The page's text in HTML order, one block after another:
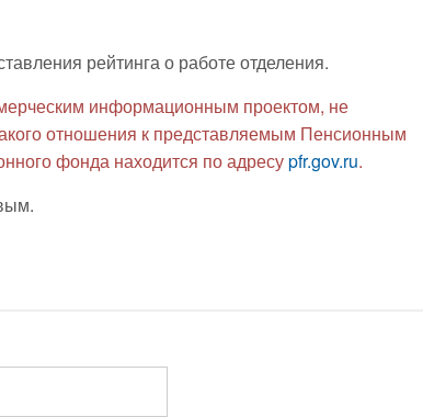
рейтинга о работе отделения.
информационным проектом, не
отношения к представляемым Пенсионным
фонда находится по адресуpfr.gov.ru.